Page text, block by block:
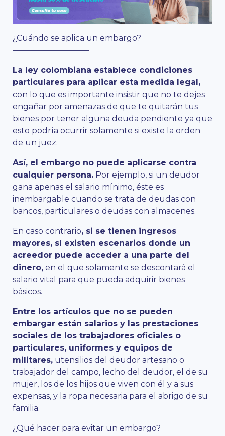
¿Cuándo se aplica un embargo?
—————————–
La ley colombiana establece condiciones
particulares para aplicar esta medida legal,
con lo que es importante insistir que no te dejes
engañar por amenazas de que te quitarán tus
bienes por tener alguna deuda pendiente ya que
esto podría ocurrir solamente si existe la orden
de un juez.
Así, el embargo no puede aplicarse contra
cualquier persona. Por ejemplo, si un deudor
gana apenas el salario mínimo, éste es
inembargable cuando se trata de deudas con
bancos, particulares o deudas con almacenes.
En caso contrario, si se tienen ingresos
mayores, sí existen escenarios donde un
acreedor puede acceder a una parte del
dinero, en el que solamente se descontará el
salario vital para que pueda adquirir bienes
básicos.
Entre los artículos que no se pueden
embargar están salarios y las prestaciones
sociales de los trabajadores oficiales o
particulares, uniformes y equipos de
militares, utensilios del deudor artesano o
trabajador del campo, lecho del deudor, el de su
mujer, los de los hijos que viven con él y a sus
expensas, y la ropa necesaria para el abrigo de su
familia.
¿Qué hacer para evitar un embargo?